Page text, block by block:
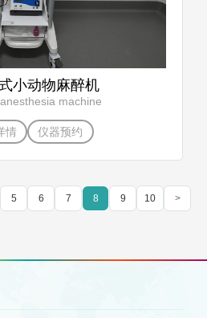
小动物麻醉机
machine
情 仪器预约
5 6 7 8 9 10 >